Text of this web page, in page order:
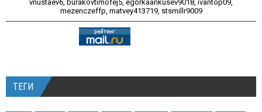
vnustaev6, burakovtimofej5, egorkaankusev9018, ivantop09,
mezenczeffp, matvey413719, stsmillr9009
ТЕГИ